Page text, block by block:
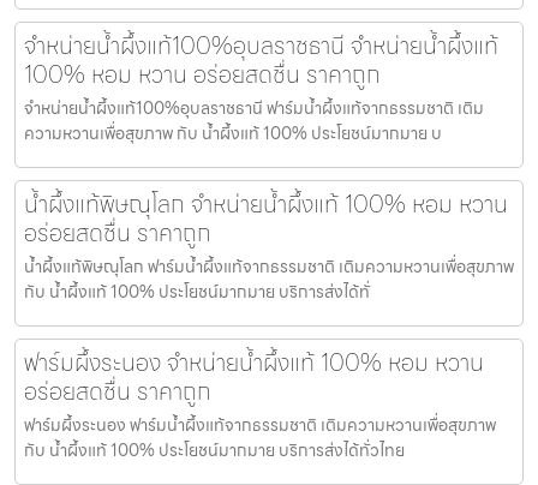
จำหน่ายน้ำผึ้งแท้100%อุบลราชธานี จำหน่ายน้ำผึ้งแท้
100% หอม หวาน อร่อยสดชื่น ราคาถูก
จำหน่ายน้ำผึ้งแท้100%อุบลราชธานี ฟาร์มน้ำผึ้งแท้จากธรรมชาติ เติม
ความหวานเพื่อสุขภาพ กับ น้ำผึ้งแท้ 100% ประโยชน์มากมาย บ
น้ำผึ้งแท้พิษณุโลก จำหน่ายน้ำผึ้งแท้ 100% หอม หวาน
อร่อยสดชื่น ราคาถูก
น้ำผึ้งแท้พิษณุโลก ฟาร์มน้ำผึ้งแท้จากธรรมชาติ เติมความหวานเพื่อสุขภาพ
กับ น้ำผึ้งแท้ 100% ประโยชน์มากมาย บริการส่งได้ทั่
ฟาร์มผึ้งระนอง จำหน่ายน้ำผึ้งแท้ 100% หอม หวาน
อร่อยสดชื่น ราคาถูก
ฟาร์มผึ้งระนอง ฟาร์มน้ำผึ้งแท้จากธรรมชาติ เติมความหวานเพื่อสุขภาพ
กับ น้ำผึ้งแท้ 100% ประโยชน์มากมาย บริการส่งได้ทั่วไทย